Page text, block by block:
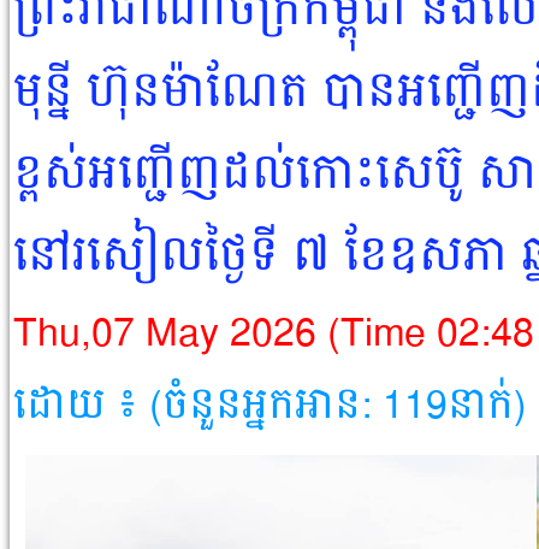
មុន្នី ហ៊ុនម៉ាណែត បានអញ្ជើ
ខ្ពស់អញ្ជើញដល់កោះសេប៊ូ ស
នៅរសៀលថ្ងៃទី ៧ ខែឧសភា
Thu,07 May 2026 (Time
ដោយ ៖ (ចំនួនអ្នកអាន: 119នាក់)